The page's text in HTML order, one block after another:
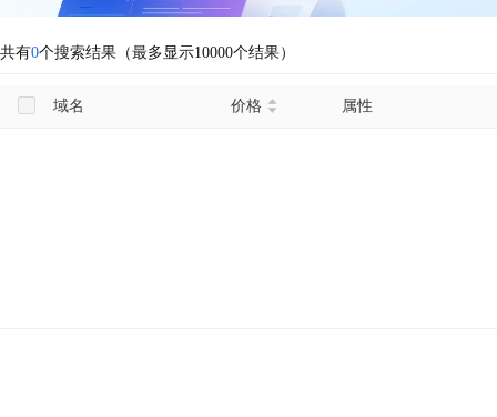
共有0个搜索结果（最多显示10000个结果）
域名 价格 属性